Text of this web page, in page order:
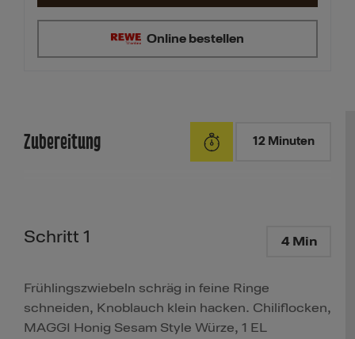
Online bestellen
Zubereitung 12 Minuten
Schritt 1 4 Min
Frühlingszwiebeln schräg in feine Ringe
schneiden, Knoblauch klein hacken. Chiliflocken,
MAGGI Honig Sesam Style Würze, 1 EL